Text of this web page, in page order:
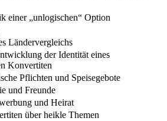
einer „unlogischen“ Option
Ländervergleichs
der Identität eines
Konvertiten
Pflichten und Speisegebote
und Freunde
und Heirat
über heikle Themen